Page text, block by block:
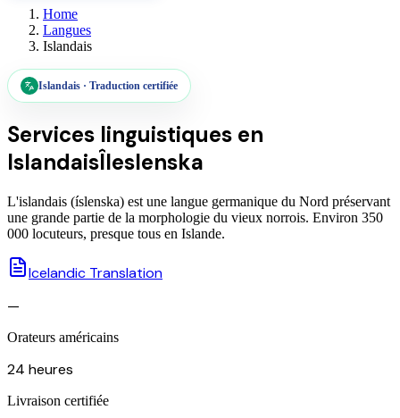
Home
Langues
Islandais
Islandais · Traduction certifiée
Services linguistiques en
IslandaisÎleslenska
L'islandais (íslenska) est une langue germanique du Nord préservant
une grande partie de la morphologie du vieux norrois. Environ 350
000 locuteurs, presque tous en Islande.
Icelandic Translation
—
Orateurs américains
24 heures
Livraison certifiée